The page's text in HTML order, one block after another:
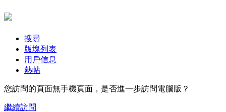
搜尋
版塊列表
用戶信息
熱帖
您訪問的頁面無手機頁面，是否進一步訪問電腦版？
繼續訪問